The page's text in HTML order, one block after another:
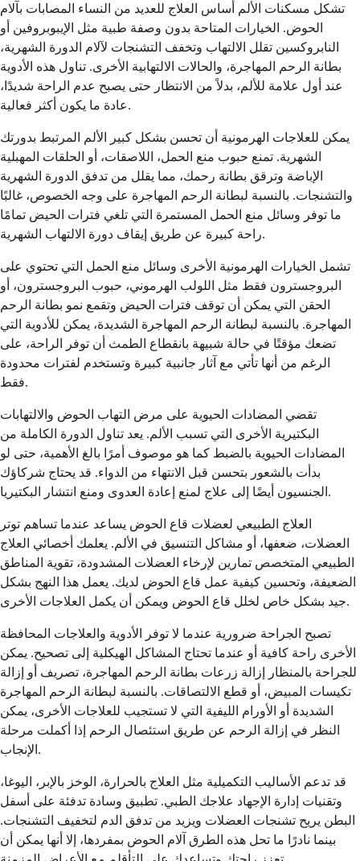
تشكل مسكنات الألم أساس العلاج للعديد من النساء المصابات بآلام
الحوض. الخيارات المتاحة بدون وصفة طبية مثل الإيبوبروفين أو
النابروكسين تقلل الالتهاب وتخفف التشنجات لآلام الدورة الشهرية،
بطانة الرحم المهاجرة، والحالات الالتهابية الأخرى. تناول هذه الأدوية
عند أول علامة للألم، بدلاً من الانتظار حتى يصبح عدم الراحة شديدًا،
عادة ما يكون أكثر فعالية.
يمكن للعلاجات الهرمونية أن تحسن بشكل كبير الألم المرتبط بدورتك
الشهرية. تمنع حبوب منع الحمل، اللاصقات، أو الحلقات المهبلية
الإباضة وترقق بطانة رحمك، مما يقلل من تدفق الدورة الشهرية
والتشنجات. بالنسبة لبطانة الرحم المهاجرة على وجه الخصوص، غالبًا
ما توفر وسائل منع الحمل المستمرة التي تلغي فترات الحيض تمامًا
راحة كبيرة عن طريق إيقاف دورة الالتهاب الشهرية.
تشمل الخيارات الهرمونية الأخرى وسائل منع الحمل التي تحتوي على
البروجسترون فقط مثل اللولب الهرموني، حبوب البروجسترون، أو
الحقن التي يمكن أن توقف فترات الحيض وتقمع نمو بطانة الرحم
المهاجرة. بالنسبة لبطانة الرحم المهاجرة الشديدة، يمكن للأدوية التي
تضعك مؤقتًا في حالة شبيهة بانقطاع الطمث أن توفر الراحة، على
الرغم من أنها تأتي مع آثار جانبية كبيرة وتستخدم لفترات محدودة
فقط.
تقضي المضادات الحيوية على مرض التهاب الحوض والالتهابات
البكتيرية الأخرى التي تسبب الألم. يعد تناول الدورة الكاملة من
المضادات الحيوية بالضبط كما هو موصوف أمرًا بالغ الأهمية، حتى لو
بدأت بالشعور بتحسن قبل الانتهاء من الدواء. قد يحتاج شركاؤك
الجنسيون أيضًا إلى علاج لمنع إعادة العدوى ومنع انتشار البكتيريا.
العلاج الطبيعي لعضلات قاع الحوض يساعد عندما تساهم توتر
العضلات، ضعفها، أو مشاكل التنسيق في الألم. يعلمك أخصائي العلاج
الطبيعي المتخصص تمارين لإرخاء العضلات المشدودة، تقوية المناطق
الضعيفة، وتحسين كيفية عمل قاع الحوض لديك. يعمل هذا النهج بشكل
جيد بشكل خاص لخلل قاع الحوض ويمكن أن يكمل العلاجات الأخرى.
تصبح الجراحة ضرورية عندما لا توفر الأدوية والعلاجات المحافظة
الأخرى راحة كافية أو عندما تحتاج المشاكل الهيكلية إلى تصحيح. يمكن
للجراحة بالمنظار إزالة زرعات بطانة الرحم المهاجرة، تصريف أو إزالة
تكيسات المبيض، أو قطع الالتصاقات. بالنسبة لبطانة الرحم المهاجرة
الشديدة أو الأورام الليفية التي لا تستجيب للعلاجات الأخرى، يمكن
النظر في إزالة الرحم عن طريق استئصال الرحم إذا أكملت مرحلة
الإنجاب.
قد تدعم الأساليب التكميلية مثل العلاج بالحرارة، الوخز بالإبر، اليوغا،
وتقنيات إدارة الإجهاد علاجك الطبي. تطبيق وسادة تدفئة على أسفل
البطن يريح تشنجات العضلات ويزيد من تدفق الدم لتخفيف التشنجات.
بينما نادرًا ما تحل هذه الطرق آلام الحوض بمفردها، إلا أنها يمكن أن